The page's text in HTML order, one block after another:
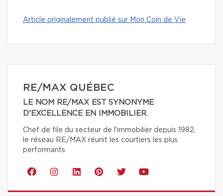
Article originalement publié sur Mon Coin de Vie
RE/MAX QUÉBEC
LE NOM RE/MAX EST SYNONYME
D'EXCELLENCE EN IMMOBILIER.
Chef de file du secteur de l'immobilier depuis 1982,
le réseau RE/MAX réunit les courtiers les plus
performants.